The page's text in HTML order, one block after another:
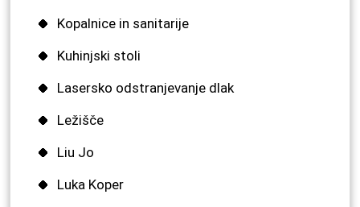
Kopalnice in sanitarije
Kuhinjski stoli
Lasersko odstranjevanje dlak
Ležišče
Liu Jo
Luka Koper